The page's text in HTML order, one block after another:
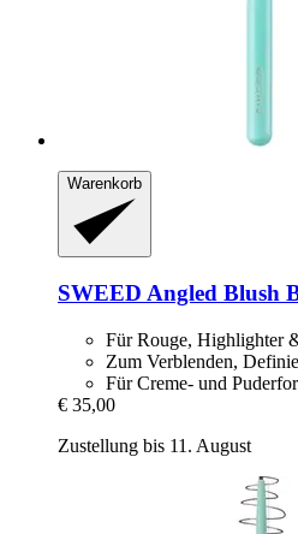
Warenkorb
SWEED Angled Blush
Für Rouge, Highlighter
Zum Verblenden,
Für Creme- und
€ 35,00
Zustellung bis 11. August